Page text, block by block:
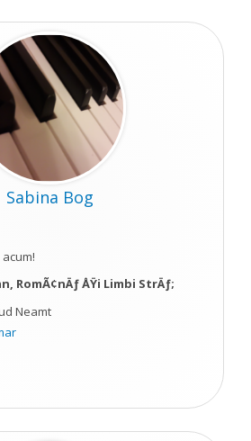
Sabina Bog
RomÃ¢nÄƒ ÅŸi Limbi StrÄƒ;
Neamt